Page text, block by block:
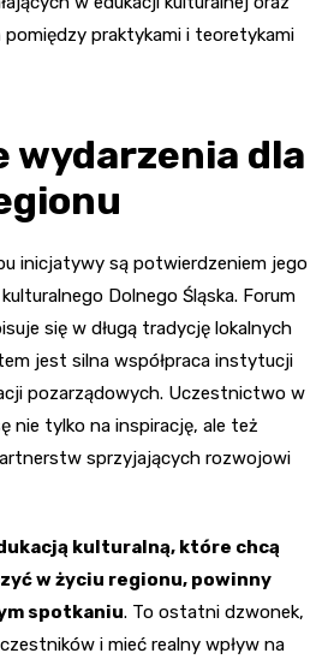
praktykami i teoretykami
wydarzenia dla
inicjatywy są potwierdzeniem jego
Dolnego Śląska. Forum
się w długą tradycję lokalnych
jest silna współpraca instytucji
pozarządowych. Uczestnictwo w
nie tylko na inspirację, ale też
sprzyjających rozwojowi
kulturalną, które chcą
w życiu regionu, powinny
spotkaniu. To ostatni dzwonek,
i mieć realny wpływ na